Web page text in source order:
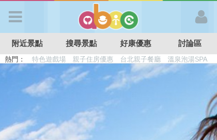
APP登入
首 頁
搜尋景點
附近景點 搜尋景點 好康優惠 討論區
熱門： 特色遊戲場 親子住房優惠 台北親子餐廳
溫泉泡湯SPA
溜滑梯民宿
觀光工廠 日本親子景點